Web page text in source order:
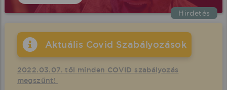
Hirdetés
Aktuális Covid Szabályozások
2022.03.07. től minden COVID szabályozás
megszűnt!